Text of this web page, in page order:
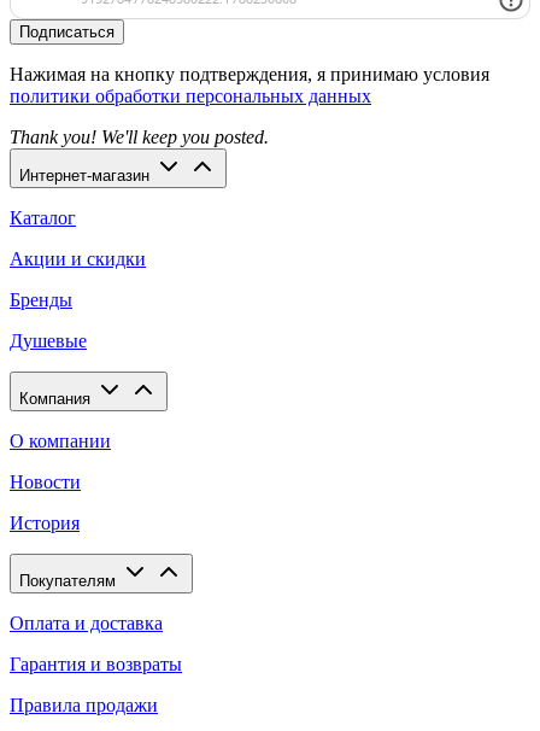
Подписаться
Нажимая на кнопку подтверждения, я принимаю условия
политики обработки персональных данных
Thank you! We'll keep you posted.
Интернет-магазин
Каталог
Акции и скидки
Бренды
Душевые
Компания
О компании
Новости
История
Покупателям
Оплата и доставка
Гарантия и возвраты
Правила продажи